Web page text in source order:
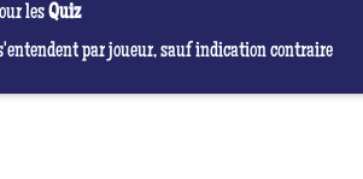
lesQuiz
par joueur, sauf indication contraire